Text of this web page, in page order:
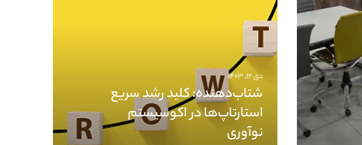
دی ۱۲, ۱۴۰۳
شتاب‌دهنده‌: کلید رشد سریع
استارتاپ‌ها در اکوسیستم
نوآوری